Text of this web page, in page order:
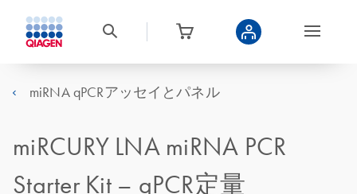
miRNA qPCRアッセイとパネル
miRCURY LNA miRNA PCR
Starter Kit – qPCR定量